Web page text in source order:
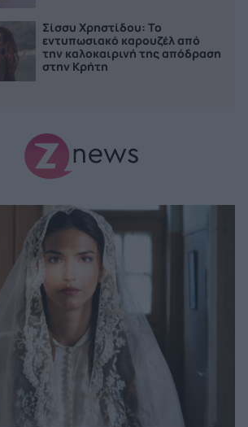
Σίσσυ Χρηστίδου: Το
εντυπωσιακό καρουζέλ από
την καλοκαιρινή της απόδραση
στην Κρήτη